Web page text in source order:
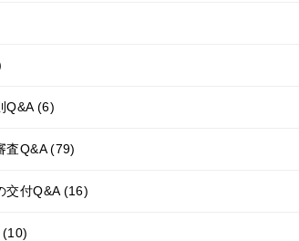
Q&A (6)
査Q&A (79)
交付Q&A (16)
(10)